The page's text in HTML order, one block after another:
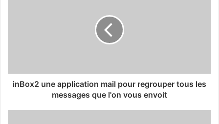
inBox2 une application mail pour regrouper tous les
messages que l'on vous envoit